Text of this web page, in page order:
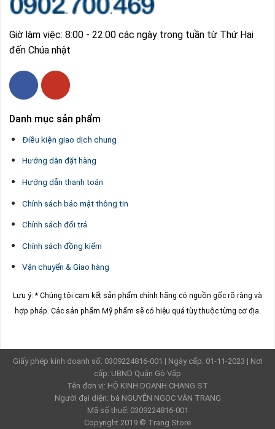
Giờ làm việc: 8:00 - 22:00 các ngày trong tuần từ Thứ Hai
đến Chúa nhật
Danh mục sản phẩm
Điều kiện giao dịch chung
Hướng dẫn đặt hàng
Hướng dẫn thanh toán
Chính sách bảo mật thông tin
Chính sách đổi trả
Chính sách đồng kiểm
Vận chuyển & Giao hàng
Lưu ý: * Chúng tôi cam kết sản phẩm chính hãng có nguồn gốc rõ ràng và
hợp pháp. Các sản phẩm Mỹ phẩm sẽ có hiệu quả tùy thuộc từng cơ địa.
Giấy phép kinh doanh số: 0309224816-001 | Ngày cấp: 01-11-2023 | Nơi
cấp: UBND Quận Gò Vấp
Tên đơn vị: HỘ KINH DOANH CHANG ST
Người đại diện: bà NGUYỄN NGỌC VÂN TRANG
Mã số thuế: 0309224816-001
Copyright 2019 © Trang Store